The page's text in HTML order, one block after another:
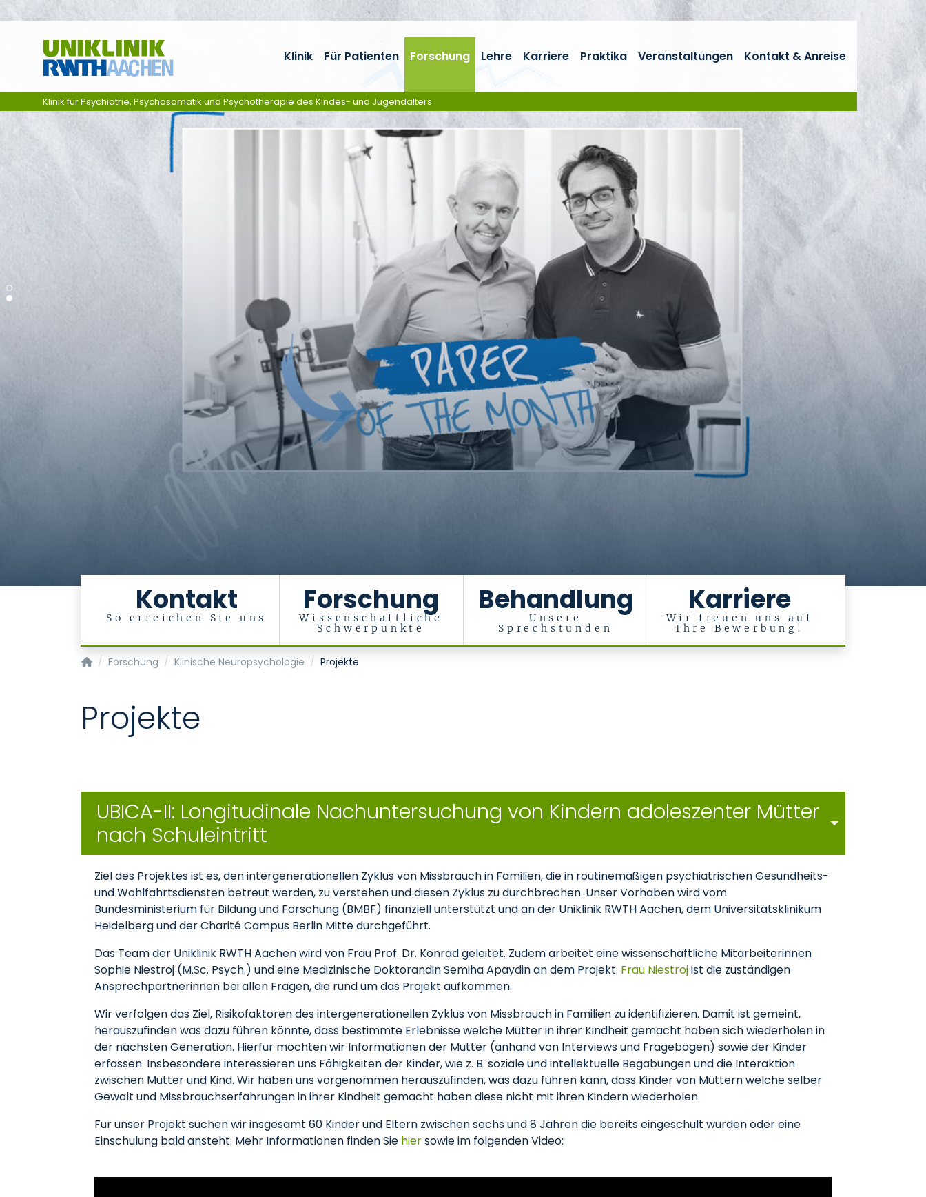
Kontakt
So erreichen Sie uns
Forschung
Wissenschaftliche
Schwerpunkte
Behandlung
Unsere
Sprechstunden
Karriere
Wir freuen uns auf
Ihre Bewerbung!
Klinik Für Patienten Forschung Lehre Karriere Praktika Veranstaltungen Kontakt & Anreise
Klinik für Psychiatrie, Psychosomatik und Psychotherapie des Kindes- und Jugendalters
Klinik für Psychiatrie, Psychosomatik und Psychotherapie des Kindes- und Jugendalters
Forschung Klinische Neuropsychologie Projekte
Projekte
UBICA-II: Longitudinale Nachuntersuchung von Kindern adoleszenter Mütter
nach Schuleintritt
Ziel des Projektes ist es, den intergenerationellen Zyklus von Missbrauch in Familien, die in routinemäßigen psychiatrischen Gesundheits-
und Wohlfahrtsdiensten betreut werden, zu verstehen und diesen Zyklus zu durchbrechen. Unser Vorhaben wird vom
Bundesministerium für Bildung und Forschung (BMBF) finanziell unterstützt und an der Uniklinik RWTH Aachen, dem Universitätsklinikum
Heidelberg und der Charité Campus Berlin Mitte durchgeführt.
Das Team der Uniklinik RWTH Aachen wird von Frau Prof. Dr. Konrad geleitet. Zudem arbeitet eine wissenschaftliche Mitarbeiterinnen
Sophie Niestroj (M.Sc. Psych.) und eine Medizinische Doktorandin Semiha Apaydin an dem Projekt. Frau Niestrojist die zuständigen
Ansprechpartnerinnen bei allen Fragen, die rund um das Projekt aufkommen.
Wir verfolgen das Ziel, Risikofaktoren des intergenerationellen Zyklus von Missbrauch in Familien zu identifizieren. Damit ist gemeint,
herauszufinden was dazu führen könnte, dass bestimmte Erlebnisse welche Mütter in ihrer Kindheit gemacht haben sich wiederholen in
der nächsten Generation. Hierfür möchten wir Informationen der Mütter (anhand von Interviews und Fragebögen) sowie der Kinder
erfassen. Insbesondere interessieren uns Fähigkeiten der Kinder, wie z. B. soziale und intellektuelle Begabungen und die Interaktion
zwischen Mutter und Kind. Wir haben uns vorgenommen herauszufinden, was dazu führen kann, dass Kinder von Müttern welche selber
Gewalt und Missbrauchserfahrungen in ihrer Kindheit gemacht haben diese nicht mit ihren Kindern wiederholen.
Für unser Projekt suchen wir insgesamt 60 Kinder und Eltern zwischen sechs und 8 Jahren die bereits eingeschult wurden oder eine
Einschulung bald ansteht. Mehr Informationen finden Sie hiersowie im folgenden Video: